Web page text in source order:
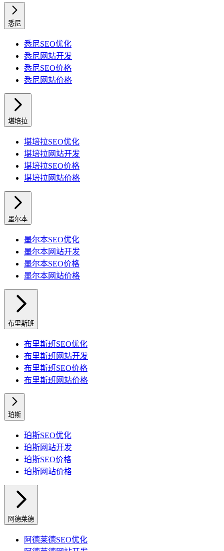
悉尼
悉尼SEO优化
悉尼 网站开发
悉尼SEO价格
悉尼 网站价格
堪培拉
堪培拉SEO优化
堪培拉 网站开发
堪培拉SEO价格
堪培拉 网站价格
墨尔本
墨尔本SEO优化
墨尔本网站开发
墨尔本SEO价格
墨尔本网站价格
布里斯班
布里斯班SEO优化
布里斯班 网站开发
布里斯班SEO价格
布里斯班 网站价格
珀斯
珀斯SEO优化
珀斯网站开发
珀斯SEO价格
珀斯网站价格
阿德莱德
阿德莱德SEO优化